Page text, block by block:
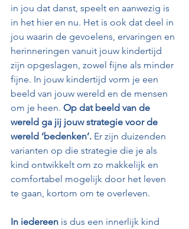
in jou dat danst, speelt en aanwezig is
in het hier en nu. Het is ook dat deel in
jou waarin de gevoelens, ervaringen en
herinneringen vanuit jouw kindertijd
zijn opgeslagen, zowel fijne als minder
fijne. In jouw kindertijd vorm je een
beeld van jouw wereld en de mensen
om je heen. Op dat beeld van de
wereld ga jij jouw strategie voor de
wereld ‘bedenken’. Er zijn duizenden
varianten op die strategie die je als
kind ontwikkelt om zo makkelijk en
comfortabel mogelijk door het leven
te gaan, kortom om te overleven.
In iedereen is dus een innerlijk kind